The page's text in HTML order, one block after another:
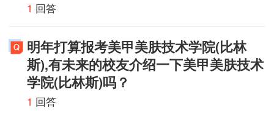
1 回答
明年打算报考美甲美肤技术学院(比林
斯),有未来的校友介绍一下美甲美肤技术
学院(比林斯)吗？
1 回答